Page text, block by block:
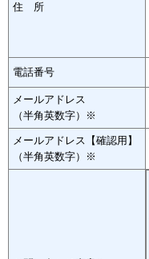
住 所
電話番号
メールアドレス
（半角英数字）※
メールアドレス【確認用】
（半角英数字）※